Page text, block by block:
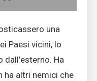
una
Paesi vicini, lo
Ha
ha altri nemici che